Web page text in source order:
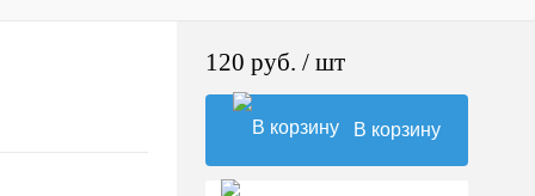
120 руб. / шт
В корзину